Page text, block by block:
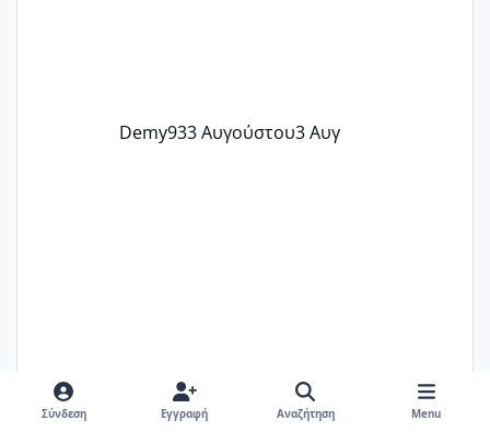
Demy933 Αυγούστου3 Αυγ
Σύνδεση Εγγραφή Αναζήτηση Menu